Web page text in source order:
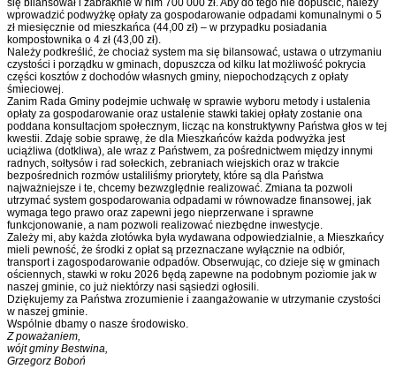
się bilansował i zabraknie w nim 700 000 zł. Aby do tego nie dopuścić, należy
wprowadzić podwyżkę opłaty za gospodarowanie odpadami komunalnymi o 5
zł miesięcznie od mieszkańca (44,00 zł) – w przypadku posiadania
kompostownika o 4 zł (43,00 zł).
Należy podkreślić, że chociaż system ma się bilansować, ustawa o utrzymaniu
czystości i porządku w gminach, dopuszcza od kilku lat możliwość pokrycia
części kosztów z dochodów własnych gminy, niepochodzących z opłaty
śmieciowej.
Zanim Rada Gminy podejmie uchwałę w sprawie wyboru metody i ustalenia
opłaty za gospodarowanie oraz ustalenie stawki takiej opłaty zostanie ona
poddana konsultacjom społecznym, licząc na konstruktywny Państwa głos w tej
kwestii. Zdaję sobie sprawę, że dla Mieszkańców każda podwyżka jest
uciążliwa (dotkliwa), ale wraz z Państwem, za pośrednictwem między innymi
radnych, sołtysów i rad sołeckich, zebraniach wiejskich oraz w trakcie
bezpośrednich rozmów ustaliliśmy priorytety, które są dla Państwa
najważniejsze i te, chcemy bezwzględnie realizować. Zmiana ta pozwoli
utrzymać system gospodarowania odpadami w równowadze finansowej, jak
wymaga tego prawo oraz zapewni jego nieprzerwane i sprawne
funkcjonowanie, a nam pozwoli realizować niezbędne inwestycje.
Zależy mi, aby każda złotówka była wydawana odpowiedzialnie, a Mieszkańcy
mieli pewność, że środki z opłat są przeznaczane wyłącznie na odbiór,
transport i zagospodarowanie odpadów. Obserwując, co dzieje się w gminach
ościennych, stawki w roku 2026 będą zapewne na podobnym poziomie jak w
naszej gminie, co już niektórzy nasi sąsiedzi ogłosili.
Dziękujemy za Państwa zrozumienie i zaangażowanie w utrzymanie czystości
w naszej gminie.
Wspólnie dbamy o nasze środowisko.
Z poważaniem,
wójt gminy Bestwina,
Grzegorz Boboń